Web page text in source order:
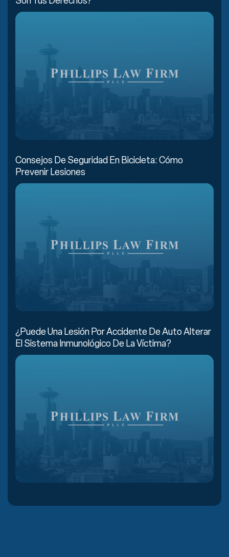
Consejos De Seguridad En Bicicleta: Cómo
Prevenir Lesiones
¿Puede Una Lesión Por Accidente De Auto Alterar
El Sistema Inmunológico De La Víctima?